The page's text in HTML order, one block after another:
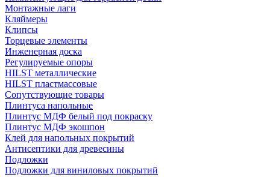
Монтажные лаги
Кляймеры
Клипсы
Торцевые элементы
Инженерная доска
Регулируемые опоры
HILST металлические
HILST пластмассовые
Сопутствующие товары
Плинтуса напольные
Плинтус МДФ белый под покраску
Плинтус МДФ экошпон
Клей для напольных покрытий
Антисептики для древесины
Подложки
Подложки для виниловых покрытий